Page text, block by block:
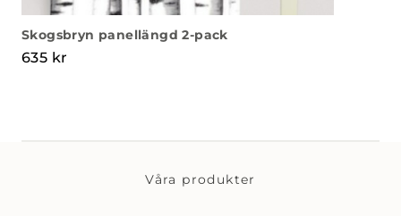
Skogsbryn panellängd 2-pack
635 kr
Våra produkter